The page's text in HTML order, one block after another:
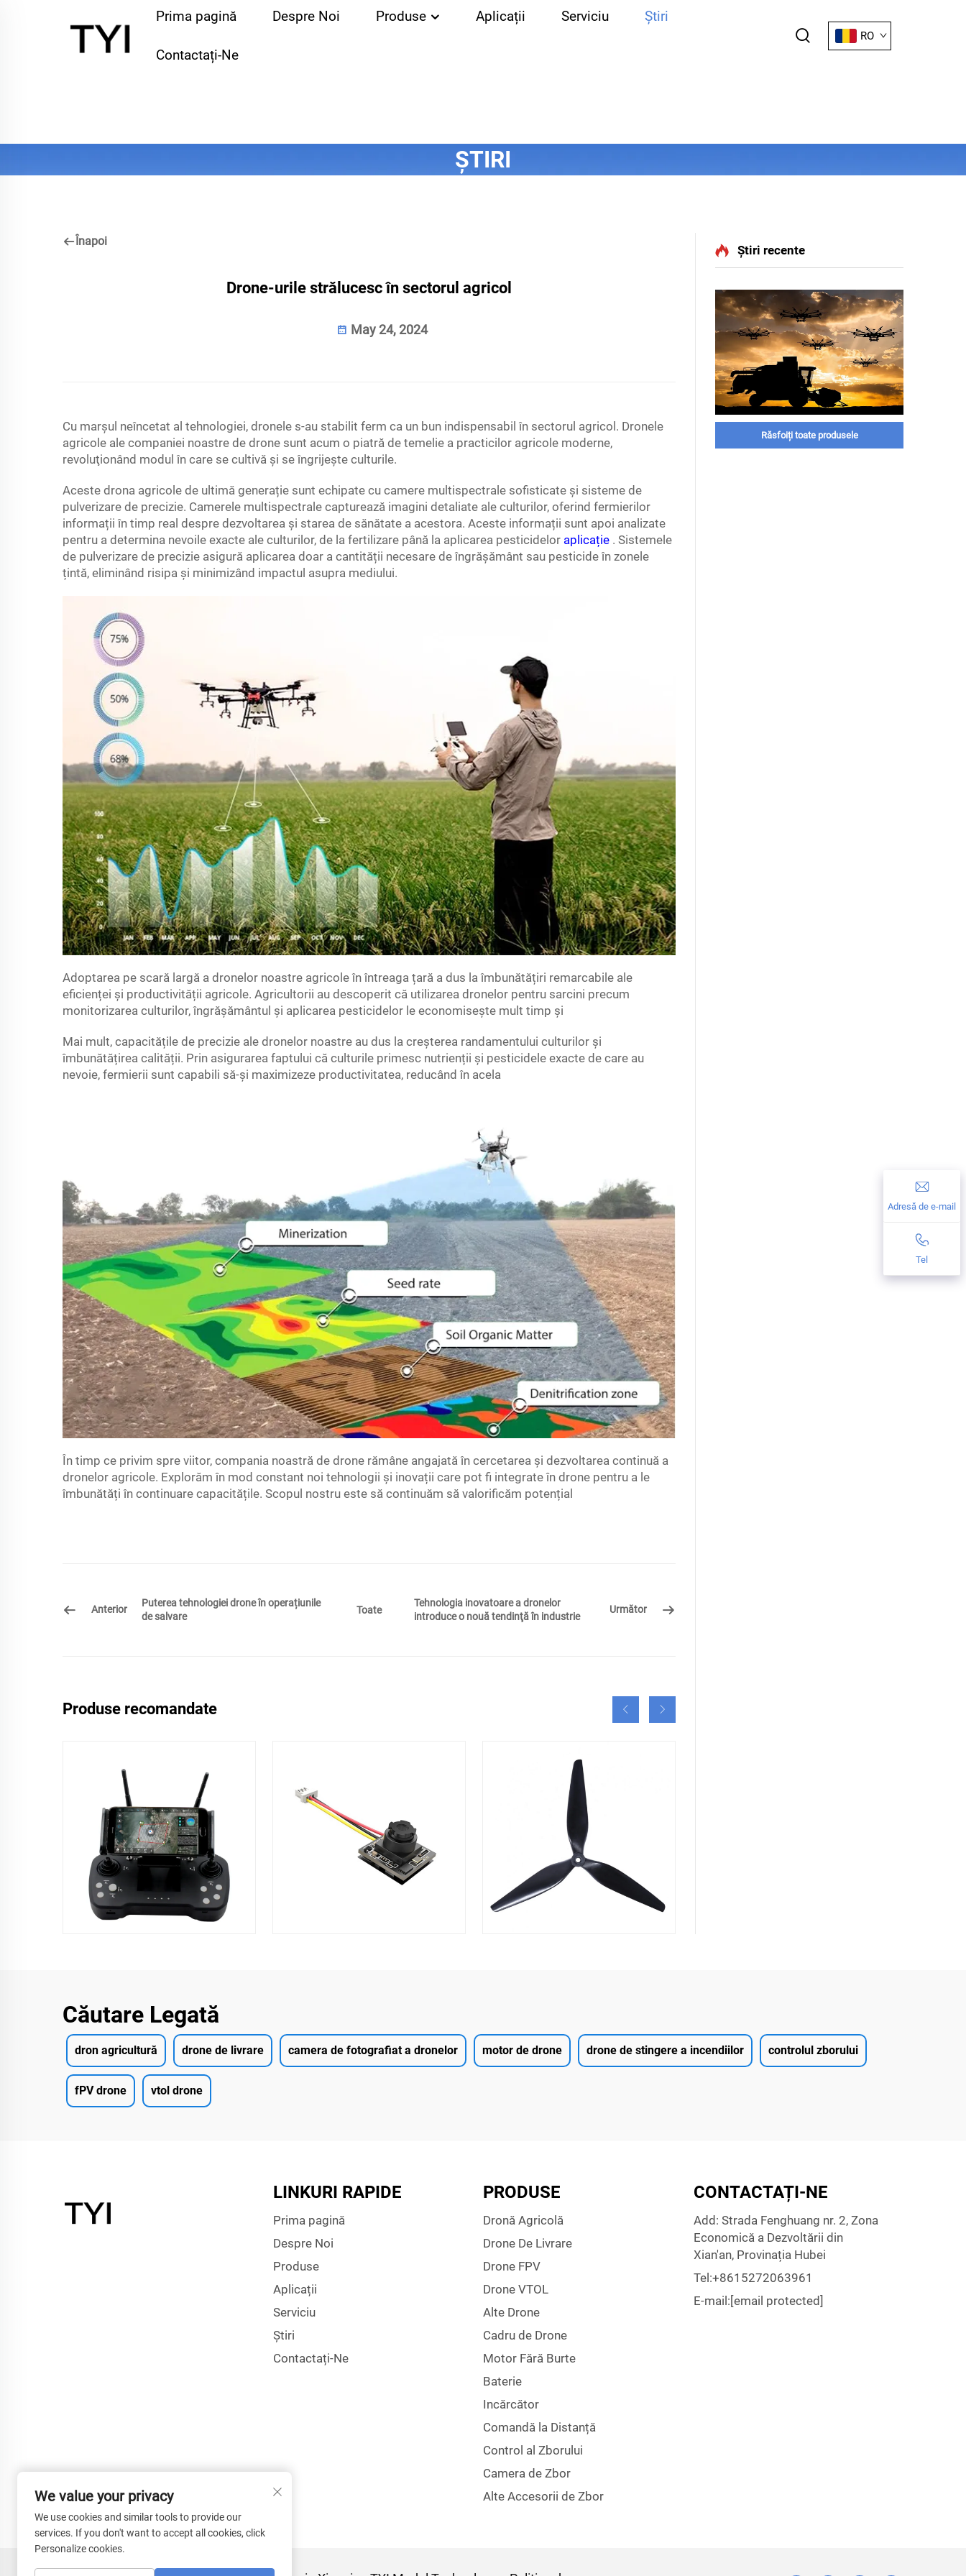
Prima pagină Despre Noi Produse Aplicații Serviciu Știri
Contactați-Ne
RO
ȘTIRI
Înapoi
Drone-urile strălucesc în sectorul agricol
May 24, 2024
Cu marşul neîncetat al tehnologiei, dronele s-au stabilit ferm ca un bun indispensabil în sectorul agricol. Dronele
agricole ale companiei noastre de drone sunt acum o piatră de temelie a practicilor agricole moderne,
revoluţionând modul în care se cultivă şi se îngrijeşte culturile.
Aceste drona agricole de ultimă generație sunt echipate cu camere multispectrale sofisticate și sisteme de
pulverizare de precizie. Camerele multispectrale capturează imagini detaliate ale culturilor, oferind fermierilor
informații în timp real despre dezvoltarea și starea de sănătate a acestora. Aceste informații sunt apoi analizate
pentru a determina nevoile exacte ale culturilor, de la fertilizare până la aplicarea pesticidelor aplicație . Sistemele
de pulverizare de precizie asigură aplicarea doar a cantității necesare de îngrășământ sau pesticide în zonele
țintă, eliminând risipa și minimizând impactul asupra mediului.
Adoptarea pe scară largă a dronelor noastre agricole în întreaga țară a dus la îmbunătățiri remarcabile ale
eficienței și productivității agricole. Agricultorii au descoperit că utilizarea dronelor pentru sarcini precum
monitorizarea culturilor, îngrășământul și aplicarea pesticidelor le economisește mult timp și
Mai mult, capacitățile de precizie ale dronelor noastre au dus la creșterea randamentului culturilor și
îmbunătățirea calității. Prin asigurarea faptului că culturile primesc nutrienții și pesticidele exacte de care au
nevoie, fermierii sunt capabili să-și maximizeze productivitatea, reducând în acela
În timp ce privim spre viitor, compania noastră de drone rămâne angajată în cercetarea și dezvoltarea continuă a
dronelor agricole. Explorăm în mod constant noi tehnologii și inovații care pot fi integrate în drone pentru a le
îmbunătăți în continuare capacitățile. Scopul nostru este să continuăm să valorificăm potențial
Anterior
Puterea tehnologiei drone în operațiunile
de salvare
Toate
Tehnologia inovatoare a dronelor
introduce o nouă tendinţă în industrie
Următor
Produse recomandate
Știri recente
Răsfoiți toate produsele
Adresă de e-mail
Tel
Căutare Legată
dron agricultură drone de livrare camera de fotografiat a dronelor motor de drone drone de stingere a incendiilor controlul zborului
fPV drone vtol drone
LINKURI RAPIDE
Prima pagină
Despre Noi
Produse
Aplicații
Serviciu
Știri
Contactați-Ne
PRODUSE
Dronă Agricolă
Drone De Livrare
Drone FPV
Drone VTOL
Alte Drone
Cadru de Drone
Motor Fără Burte
Baterie
Incărcător
Comandă la Distanță
Control al Zborului
Camera de Zbor
Alte Accesorii de Zbor
CONTACTAȚI-NE
Add: Strada Fenghuang nr. 2, Zona
Economică a Dezvoltării din
Xian'an, Provinația Hubei
Tel:+8615272063961
E-mail:[email protected]
We value your privacy
We use cookies and similar tools to provide our
services. If you don't want to accept all cookies, click
Personalize cookies.